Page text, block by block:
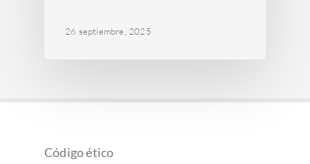
26 septiembre, 2025
Código ético